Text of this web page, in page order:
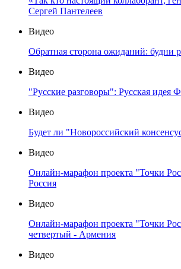
Сергей Пантелеев
Видео
Обратная сторона ожиданий: будни
Видео
"Русские разговоры": Русская идея
Видео
Будет ли "Новороссийский
Видео
Онлайн-марафон проекта "Точки
Россия
Видео
Онлайн-марафон проекта "Точки
четвертый - Армения
Видео